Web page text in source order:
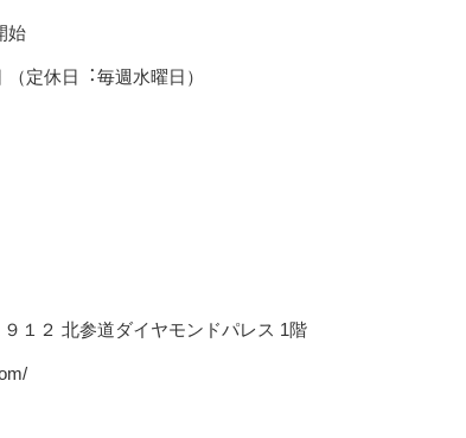
始
定休⽇︓毎週⽔曜⽇）
１２ 北参道ダイヤモンドパレス 1階